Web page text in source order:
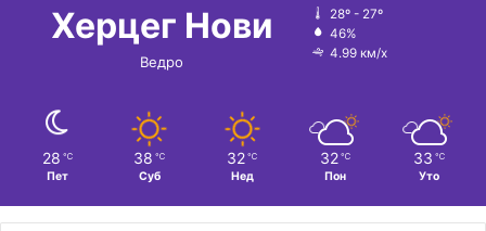
Херцег Нови
Ведро
28º - 27º
46%
4.99 км/х
28 ℃
Пет
38 ℃
Суб
32 ℃
Нед
32 ℃
Пон
33 ℃
Уто